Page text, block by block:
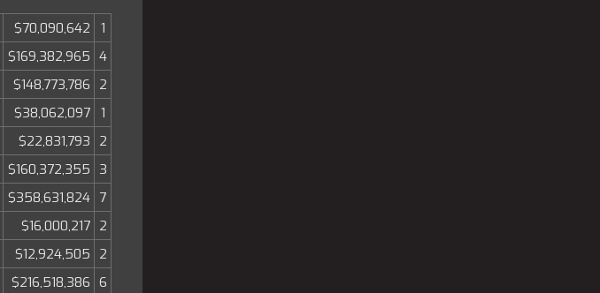
$70,090,642
1
$169,382,965 4
$148,773,786 2
$38,062,097 1
$22,831,793 2
$160,372,355 3
$358,631,824 7
$16,000,217 2
$12,924,505 2
$216,518,386 6